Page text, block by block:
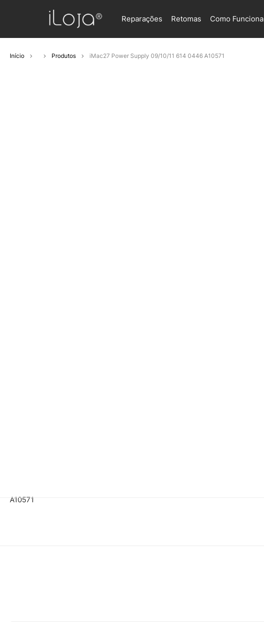
Reparações Retomas Como Funciona
Início Produtos iMac27 Power Supply 09/10/11 614 0446 A10571
A10571